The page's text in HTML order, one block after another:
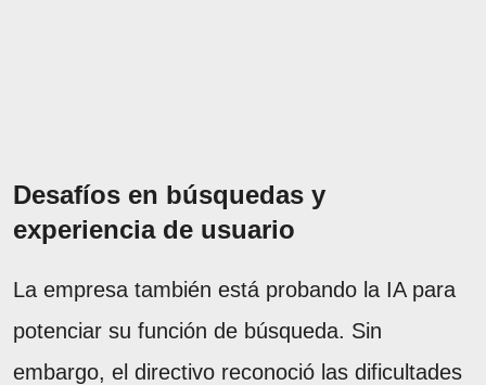
Desafíos en búsquedas y
experiencia de usuario
La empresa también está probando la IA para
potenciar su función de búsqueda. Sin
embargo, el directivo reconoció las dificultades